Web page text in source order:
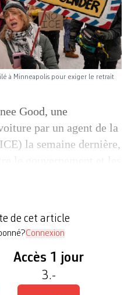
à Minneapolis pour exiger le retrait
Good, une
par un agent de la
la semaine dernière,
de cet article
Connexion
Accès 1 jour
3.-